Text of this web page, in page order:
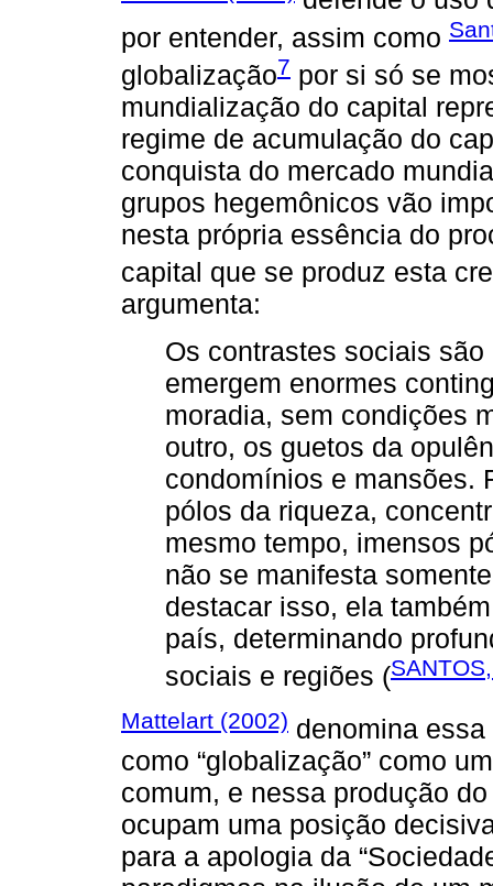
por entender, assim como
globalização7 por si só se
mundialização do capital
regime de acumulação do
conquista do mercado
grupos hegemônicos vão
nesta própria essência do
capital que se produz esta
argumenta:
Os contrastes sociais
emergem enormes
moradia, sem condições
outro, os guetos da
condomínios e mansões.
pólos da riqueza,
mesmo tempo, imensos
não se manifesta
destacar isso, ela
país, determinando
sociais e regiões (
Mattelart (2002) denomina
como “globalização” como
comum, e nessa produção
ocupam uma posição
para a apologia da